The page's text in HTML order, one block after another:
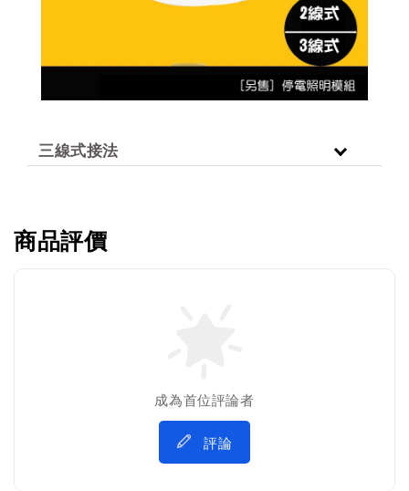
三線式接法
商品評價
成為首位評論者
評論